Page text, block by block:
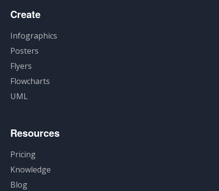
Create
Infographics
Posters
Flyers
Flowcharts
UML
Resources
Pricing
Knowledge
Blog